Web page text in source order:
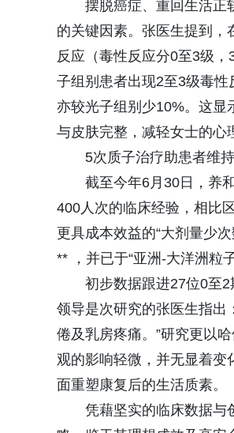
摆脱癌症、重回生活正
的关键因素。张医生提到，
反应（毒性反应分0至3级
子组别患者出现2至3级毒
亦较光子组别少10%。这显
与皮肤完整，减轻女士的心
5次质子治疗助患者维
截至今年6月30日，养
400人次的临床经验，相比
更具成本效益的“大剂量少
** ，并已于“亚洲-大洋洲粒
初步数据跟进27位0至
领导是次研究的张医生指出
倦及乳房疼痛。”研究更以
观的影响轻微，并无显着变
面重塑康复后的生活质素。
凭藉坚实的临床数据与